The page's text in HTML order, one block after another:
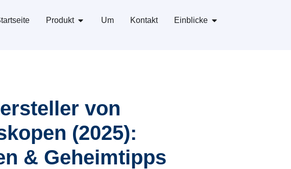
Produkt Um Kontakt Einblicke
von
(2025):
& Geheimtipps